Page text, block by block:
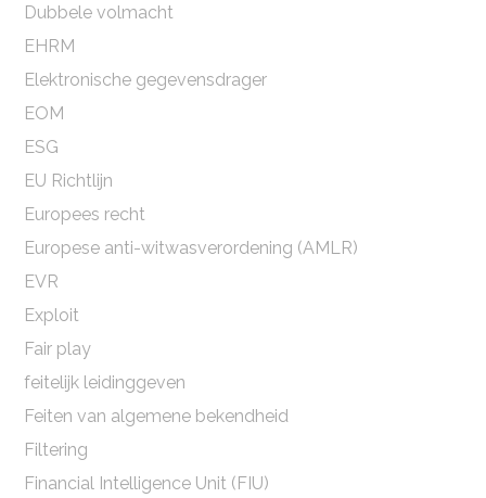
Dubbele volmacht
EHRM
Elektronische gegevensdrager
EOM
ESG
EU Richtlijn
Europees recht
Europese anti-witwasverordening (AMLR)
EVR
Exploit
Fair play
feitelijk leidinggeven
Feiten van algemene bekendheid
Filtering
Financial Intelligence Unit (FIU)